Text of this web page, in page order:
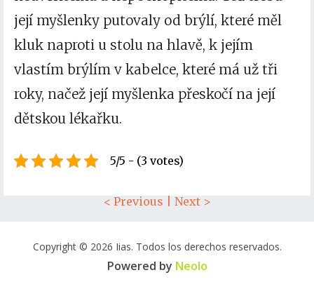
její myšlenky putovaly od brýlí, které měl
kluk naproti u stolu na hlavě, k jejím
vlastím brýlím v kabelce, které má už tři
roky, načež její myšlenka přeskočí na její
dětskou lékařku.
5/5 - (3 votes)
< Previous Next >
Copyright © 2026 Iias. Todos los derechos reservados.
Powered by Neolo